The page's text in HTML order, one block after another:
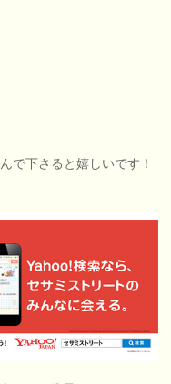
で下さると嬉しいです！